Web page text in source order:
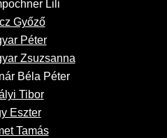
Lili
Győző
Péter
Zsuzsanna
Béla Péter
Tibor
Eszter
Tamás